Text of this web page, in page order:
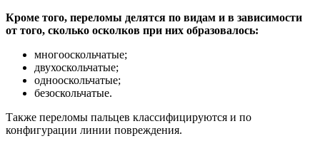
Кроме того, переломы делятся по видам и в зависимости
от того, сколько осколков при них образовалось:
многооскольчатые;
двухоскольчатые;
однооскольчатые;
безоскольчатые.
Также переломы пальцев классифицируются и по
конфигурации линии повреждения.